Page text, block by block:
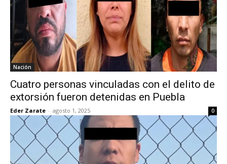
Nación
Cuatro personas vinculadas con el delito de
extorsión fueron detenidas en Puebla
Eder Zarate - agosto 1, 2025 0